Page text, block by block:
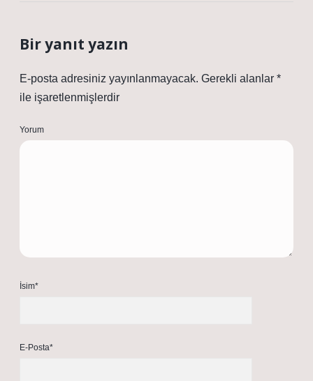
Bir yanıt yazın
E-posta adresiniz yayınlanmayacak. Gerekli alanlar *
ile işaretlenmişlerdir
Yorum
İsim*
E-Posta*